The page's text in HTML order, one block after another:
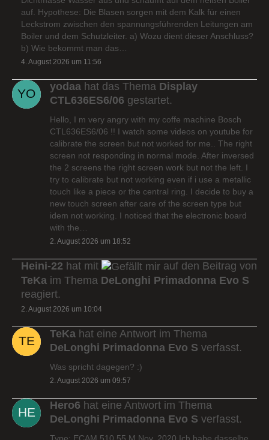
auf. Hypothese: Die Blasen sorgen mit dem Kalk für einen
Leckstrom zwischen den spannungsführenden Leitungen am
Boiler und dem Schutzleiter. a) Wozu dient dieser Anschluss?
b) Wie bekommt man das…
4. August 2026 um 11:56
yodaa hat das Thema Display
CTL636ES6/06 gestartet.
Hello, I m very angry with my coffe machine Bosch
CTL636ES6/06 !! I watch some videos on youtube for
calibrate the screen but not worked for me.. The right
screen not responding in normal mode. After inversed
the 2 screens the right screen work but not the left. I
try to calibrate but not working even if i use a metallic
touch like a piece or the central ring. I decide to buy a
new touch screen after care of the screen type but
idem not working. I noticed that the electronic board
with the…
2. August 2026 um 18:52
Heini-22 hat mit
auf den Beitrag von
TeKa im Thema DeLonghi Primadonna Evo S
reagiert.
2. August 2026 um 10:04
TeKa hat eine Antwort im Thema
DeLonghi Primadonna Evo S verfasst.
Was spricht dagegen? :)
2. August 2026 um 09:57
Hero6 hat eine Antwort im Thema
DeLonghi Primadonna Evo S verfasst.
Type: ECAM 510.55.M Nov. 2020 Ich habe dasselbe